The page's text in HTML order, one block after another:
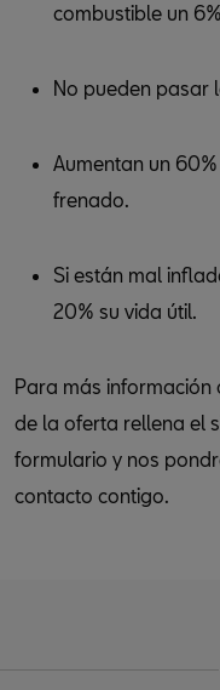
combustible un
No pueden pasar
Aumentan un
frenado.
Si están mal
20% su vida útil.
Para más información
de la oferta rellena el
formulario y nos
contacto contigo.